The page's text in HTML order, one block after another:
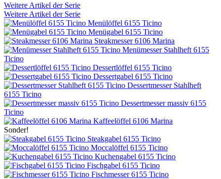
Weitere Artikel der Serie
Weitere Artikel der Serie
Menülöffel 6155 Ticino
Menügabel 6155 Ticino
Steakmesser 6106 Marina
Menümesser Stahlheft 6155
Ticino
Dessertlöffel 6155 Ticino
Dessertgabel 6155 Ticino
Dessertmesser Stahlheft
6155 Ticino
Dessertmesser massiv 6155
Ticino
Kaffeelöffel 6106 Marina
Sonder!
Steakgabel 6155 Ticino
Moccalöffel 6155 Ticino
Kuchengabel 6155 Ticino
Fischgabel 6155 Ticino
Fischmesser 6155 Ticino